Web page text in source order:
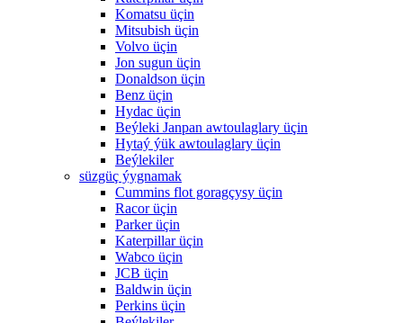
Komatsu üçin
Mitsubish üçin
Volvo üçin
Jon sugun üçin
Donaldson üçin
Benz üçin
Hydac üçin
Beýleki Janpan awtoulaglary üçin
Hytaý ýük awtoulaglary üçin
Beýlekiler
süzgüç ýygnamak
Cummins flot goragçysy üçin
Racor üçin
Parker üçin
Katerpillar üçin
Wabco üçin
JCB üçin
Baldwin üçin
Perkins üçin